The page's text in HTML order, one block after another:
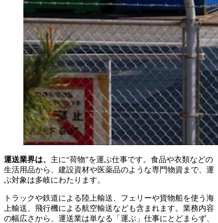
運送業界は、 主に“荷物”を運ぶ仕事です。食品や衣類などの
生活用品から、建設資材や医薬品のような専門物資まで、運
ぶ対象は多岐にわたります。
トラックや鉄道による陸上輸送、フェリーや貨物船を使う海
上輸送、飛行機による航空輸送なども含まれます。業務内容
の幅広さから、運送業は単なる「運ぶ」仕事にとどまらず、